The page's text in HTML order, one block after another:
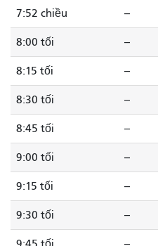
7:52 chiều --
8:00 tối --
8:15 tối --
8:30 tối --
8:45 tối --
9:00 tối --
9:15 tối --
9:30 tối --